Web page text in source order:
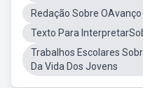
Redação Sobre
Texto Para
Trabalhos Escolares
Da Vida Dos Jovens